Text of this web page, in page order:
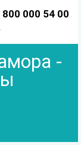
800 000 54 00
-